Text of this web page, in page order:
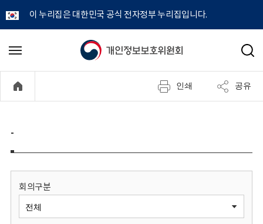
이 누리집은 대한민국 공식 전자정부 누리집입니다.
개
정
보
메
기
검
인쇄 공유
-
회의구분